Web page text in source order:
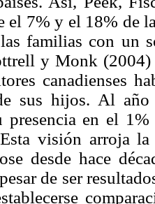
el 7% y el 18% de
familias con un
y Monk
canadienses
sus hijos. Al
presencia en el
Esta visión arroja
desde hace
de ser